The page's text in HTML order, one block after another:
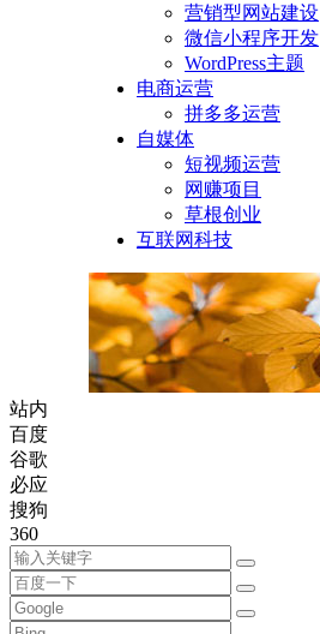
营销型网站建设
微信小程序开发
WordPress主题
电商运营
拼多多运营
自媒体
短视频运营
网赚项目
草根创业
互联网科技
站内
百度
谷歌
必应
搜狗
360